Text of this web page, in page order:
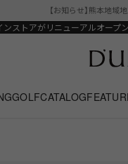
【お知らせ】熊本地域
ストアがリニューアルオープン
GOLFCATALOG